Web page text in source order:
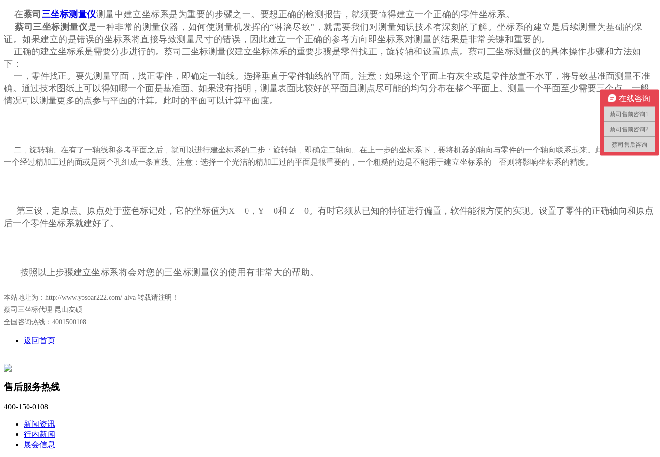
在蔡司 三坐标测量仪测量中建立坐标系是为重要的步骤之一。要想正确的检测报告，就须要懂得建立一个正确的零件坐标系。
蔡司三坐标测量仪是一种非常的测量仪器，如何使测量机发挥的“淋漓尽致”，就需要我们对测量知识技术有深刻的了解。 坐标系的建立是后续测量为基础的保
证。如果建立的是错误的坐标系将直接导致测量尺寸的错误，因此建立一个正确的参考方向即坐标系对测量的结果是非常关键和重要的。
正确的建立坐标系是需要分步进行的。蔡司三坐标测量仪建立坐标体系的重要步骤是零件找正，旋转轴和设置原点。蔡司 三坐标测量仪的具体操作步骤和方法如
下：
一，零件找正。要先测量平面，找正零件，即确定一轴线。选择垂直于零件轴线的平面。注意：如果这个平面上有灰尘或是零件放置不水平，将导致基准面测量不准
确。通过技术图纸上可以得知哪一个面是基准面。如果没有指明，测量表面比较好的平面且测点尽可能的均匀分布在整个平面上。测量一个平面至少需要三个点，一般
情况可以测量更多的点参与平面的计算。此时的平面可以计算平面度。
二，旋转轴。在有了一轴线和参考平面之后，就可以进行建坐标系的二步：旋转轴，即确定二轴向。在上一步的坐标系下，要将机器的轴向与零件的一个轴向联系起来。此时，可以选择
一个经过精加工过的面或是两个孔组成一条直线。注意：选择一个光洁的精加工过的平面是很重要的，一个粗糙的边是不能用于建立坐标系的，否则将影响坐标系的精度。
第三设，定原点。原点处于蓝色标记处，它的坐标值为X = 0，Y = 0和 Z = 0。有时它须从已知的特征进行偏置，软件能很方便的实现。设置了零件的正确轴向和原点
后一个零件坐标系就建好了。
按照以上步骤建立坐标系将会对您的三坐标测量仪的使用有非常大的帮助。
本站地址为：http://www.yosoar222.com/ alva 转载请注明！
蔡司三坐标代理-昆山友硕
全国咨询热线：4001500108
返回首页
售后服务热线
400-150-0108
新闻资讯
行内新闻
展会信息
在线咨询
蔡司售前咨询1
蔡司售前咨询2
蔡司售后咨询